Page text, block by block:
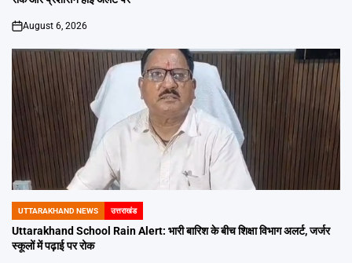
on
August 6, 2026
POSTED
IN
UTTARAKHAND NEWS उत्तराखंड
Uttarakhand School Rain Alert: भारी बारिश के बीच शिक्षा विभाग अलर्ट, जर्जर
स्कूलों में पढ़ाई पर रोक